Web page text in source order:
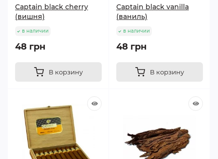
Captain black cherry
(вишня)
в наличии
48 грн
В корзину
Captain black vanilla
(ваниль)
в наличии
48 грн
В корзину